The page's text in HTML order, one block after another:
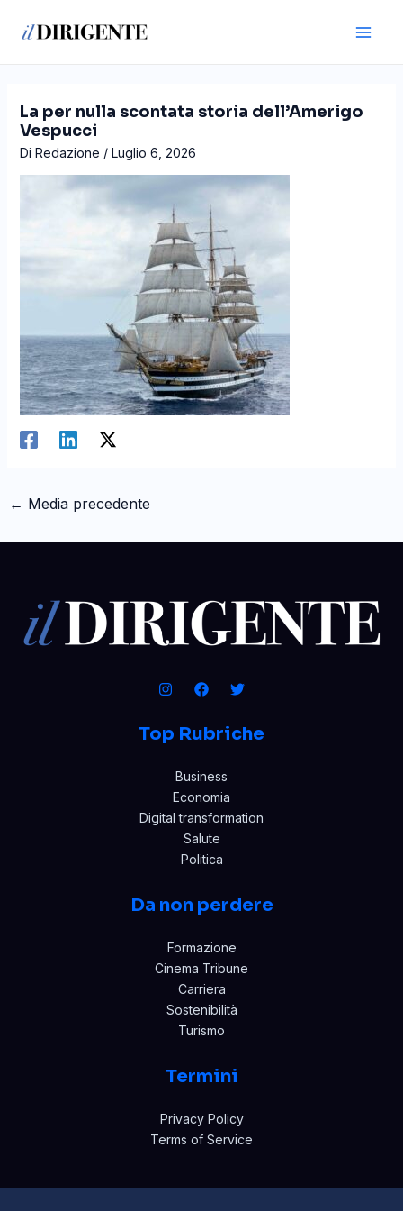
La per nulla scontata storia dell’Amerigo
Vespucci
Di Redazione / Luglio 6, 2026
articoli
← Media precedente
Top Rubriche
Business
Economia
Digital transformation
Salute
Politica
Da non perdere
Formazione
Cinema Tribune
Carriera
Sostenibilità
Turismo
Termini
Privacy Policy
Terms of Service